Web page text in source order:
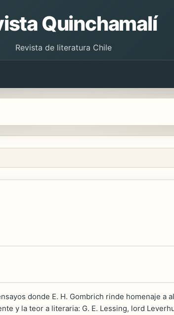
Quinchamalí
Revista de literatura Chile
donde E. H. Gombrich rinde homenaje a
y la teor a literaria: G. E. Lessing, lord